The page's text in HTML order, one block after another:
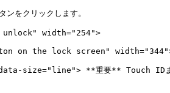
をクリックします。
width="254">
on the lock screen"
**重要** Touch IDまたは